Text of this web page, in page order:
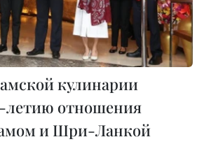
кулинарии
летию отношения
и Шри-Ланкой